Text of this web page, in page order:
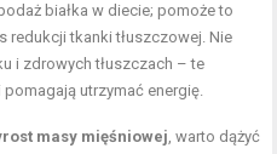
białka w diecie; pomoże to
redukcji tkanki tłuszczowej. Nie
i zdrowych tłuszczach – te
utrzymać energię.
masy mięśniowej, warto dążyć